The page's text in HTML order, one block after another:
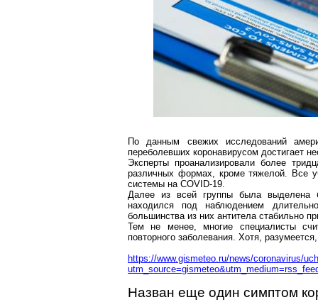
По данным свежих исследований
переболевших коронавирусом достигает
Эксперты проанализировали более
различных формах, крометяжелой. Все
системы на COVID-19.
Далее из всей группы была выделена
находился под наблюдением
большинства из них антитела стабильно
Тем не менее, многие специалисты
повторного заболевания. Хотя,
https://www.gismeteo.ru/news/coronavirus/
Назван еще один симптом